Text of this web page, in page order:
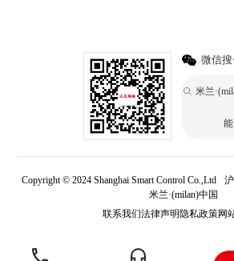
微信
米兰
能
Copyright © 2024 Shanghai Smart Control Co.,Ltd
米兰·(milan)中国
联系我们法律声明 隐私政策网